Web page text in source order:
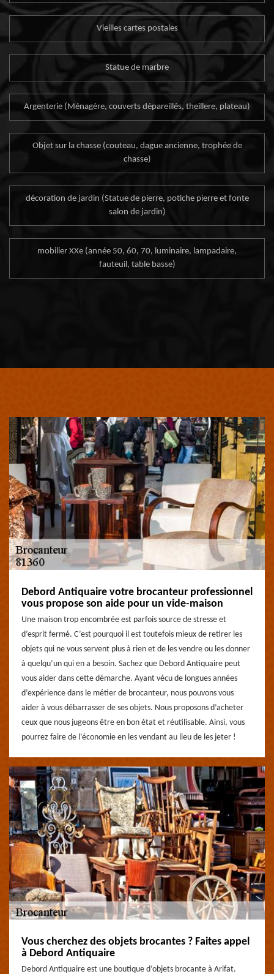
Vieilles cartes postales
Statue de marbre
Argenterie (Ménagère, couverts dépareillés, theillere, plateau)
Objet sur la chasse (couteau, dague ancienne, trophée de
chasse)
décoration de jardin (Statue de pierre, potiche pierre et fonte
salon de jardin)
mobilier XXe (année 50, 60, 70, luminaire, lampadaire,
fauteuil, table basse)
Debord Antiquaire votre brocanteur professionnel
vous propose son aide pour un vide-maison
Une maison trop encombrée est parfois source de stresse et
d’esprit fermé. C’est pourquoi il est toutefois mieux de retirer les
objets qui ne vous servent plus à rien et de les vendre ou les donner
à quelqu’un qui en a besoin. Sachez que Debord Antiquaire peut
vous aider dans cette démarche. Ayant vécu de longues années
d’expérience dans le métier de brocanteur, nous pouvons vous
aider à vous débarrasser de ses objets. Nous proposons d’acheter
ceux que nous jugeons être en bon état et réutilisable. Ainsi, vous
pourrez faire de l’économie en les vendant au lieu de les jeter !
Vous cherchez des objets brocantes ? Faites appel
à Debord Antiquaire
Debord Antiquaire est une boutique d’objets brocante à Arifat.